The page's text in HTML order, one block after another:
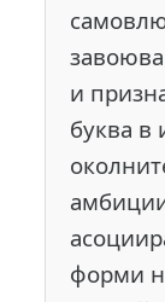
и
буква в
форми